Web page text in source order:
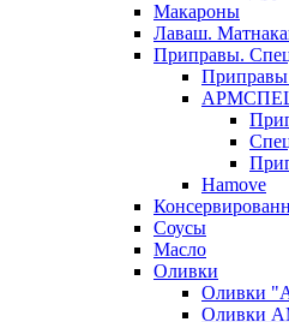
Макароны
Лаваш.
Приправы.
Приправы
Hamove
Соусы
Масло
Оливки
Оливки
Оливки